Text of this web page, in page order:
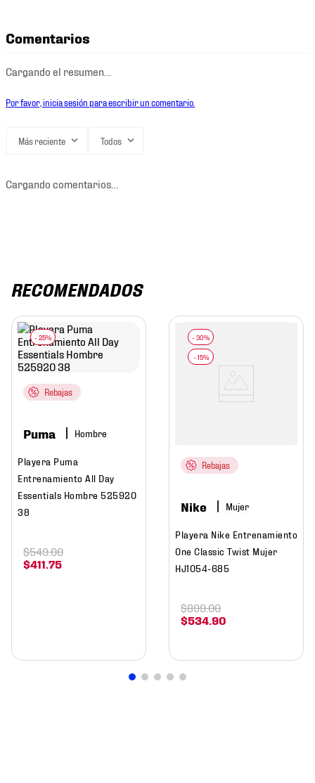
Comentarios
Cargando el resumen…
Por favor, inicia sesión para escribir un comentario.
Más reciente Todos
Cargando comentarios…
RECOMENDADOS
Rebajas
Puma Hombre
Playera Puma
Entrenamiento All Day
Essentials Hombre 525920
38
$411 75
$549.00
Rebajas
Nike Mujer
Playera Nike Entrenamiento
One Classic Twist Mujer
HJ1054-685
$534 90
$899.00